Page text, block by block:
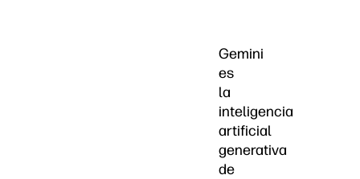
Gemini
es
la
inteligencia
artificial
generativa
de